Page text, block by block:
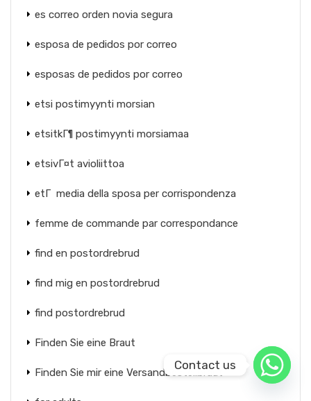
es correo orden novia segura
esposa de pedidos por correo
esposas de pedidos por correo
etsi postimyynti morsian
etsitkГ¶ postimyynti morsiamaa
etsivГ¤t avioliittoa
etГ media della sposa per corrispondenza
femme de commande par correspondance
find en postordrebrud
find mig en postordrebrud
find postordrebrud
Finden Sie eine Braut
Finden Sie mir eine Versandbestellbraut
Contact us